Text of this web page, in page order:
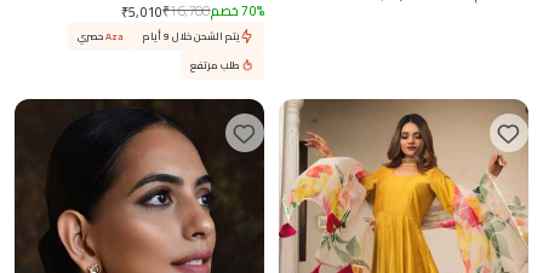
₹5,010₹16,700 70% خصم
يتم الشحن خلال 9 أيام Azaحصري
طلب مرتفع